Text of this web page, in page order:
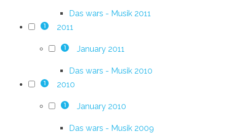
Das wars - Musik 2011
1 2011
1 January 2011
Das wars - Musik 2010
1 2010
1 January 2010
Das wars - Musik 2009